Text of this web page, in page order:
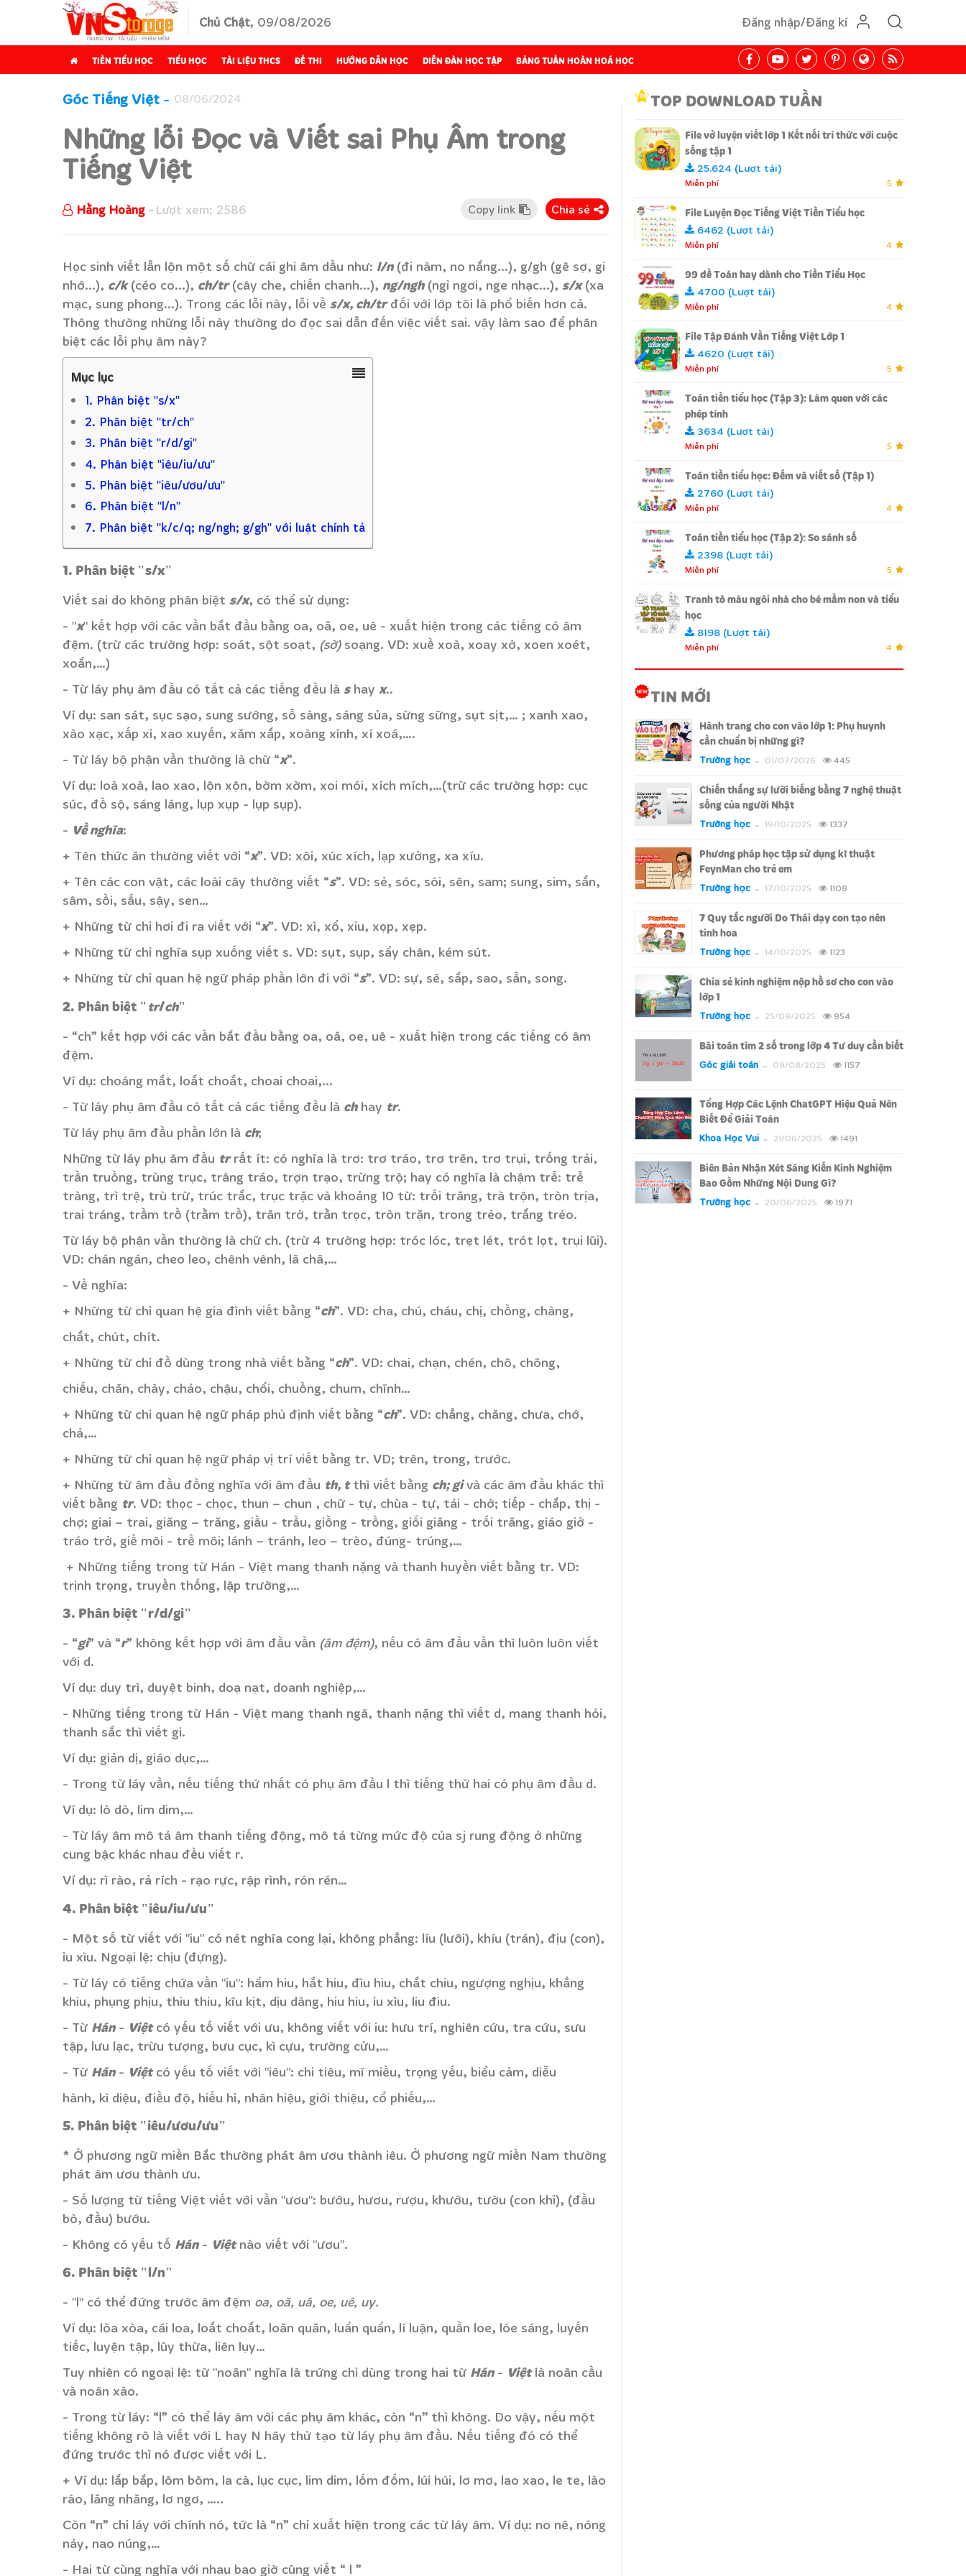
Chủ Chật, 09/08/2026 Đăng nhập/Đăng kí
TIỀN TIỂU HỌC TIỂU HỌC TÀI LIỆU THCS ĐỀ THI HƯỚNG DẪN HỌC DIỄN ĐÀN HỌC TẬP BẢNG TUẦN HOÀN HOÁ HỌC
Góc Tiếng Việt 08/06/2024
Những lỗi Đọc và Viết sai Phụ Âm trong
Tiếng Việt
Hằng Hoàng Lượt xem: 2586 Copy link Chia sẻ
Học sinh viết lẫn lộn một số chữ cái ghi âm dầu như: l/n(đi nàm, no nắng...), g/gh (gê sợ, gi
nhớ...), c/k(céo co...), ch/tr(cây che, chiến chanh...), ng/ngh(ngỉ ngơi, nge nhạc...), s/x(xa
mạc, sung phong...). Trong các lỗi này, lỗi về s/x, ch/trđối với lớp tôi là phổ biến hơn cả.
Thông thường những lỗi này thường do đọc sai dẫn đến việc viết sai. vậy làm sao để phân
biệt các lỗi phụ âm này?
Mục lục
1. Phân biệt "s/x"
2. Phân biệt "tr/ch"
3. Phân biệt "r/d/gi"
4. Phân biệt "iêu/iu/ưu"
5. Phân biệt "iêu/ươu/ưu"
6. Phân biệt "l/n"
7. Phân biệt "k/c/q; ng/ngh; g/gh" với luật chính tả
1. Phân biệt "s/x"
Viết sai do không phân biệt s/x, có thể sử dụng:
- "x" kết hợp với các vần bắt đầu bằng oa, oă, oe, uê - xuất hiện trong các tiếng có âm
đệm. (trừ các trường hợp: soát, sột soạt, (sờ)soạng. VD: xuề xoà, xoay xở, xoen xoét,
xoắn,…)
- Từ láy phụ âm đầu có tất cả các tiếng đều là shay x..
Ví dụ: san sát, sục sạo, sung sướng, sỗ sàng, sáng sủa, sừng sững, sụt sịt,… ; xanh xao,
xào xạc, xấp xỉ, xao xuyến, xăm xắp, xoàng xỉnh, xí xoá,….
- Từ láy bộ phận vần thường là chữ “x”.
Ví dụ: loà xoà, lao xao, lộn xộn, bờm xờm, xoi mói, xích mích,…(trừ các trường hợp: cục
súc, đồ sộ, sáng láng, lụp xụp - lụp sụp).
- Về nghĩa:
+ Tên thức ăn thường viết với “x”. VD: xôi, xúc xích, lạp xưởng, xa xíu.
+ Tên các con vật, các loài cây thường viết “s”. VD: sẻ, sóc, sói, sên, sam; sung, sim, sắn,
sâm, sồi, sấu, sậy, sen…
+ Những từ chỉ hơi đi ra viết với “x”. VD: xì, xổ, xỉu, xọp, xẹp.
+ Những từ chỉ nghĩa sụp xuống viết s. VD: sụt, sụp, sẩy chân, kém sút.
+ Những từ chỉ quan hệ ngữ pháp phần lớn đi với “s”. VD: sự, sẽ, sắp, sao, sẵn, song.
2. Phân biệt "tr/ch"
- “ch” kết hợp với các vần bắt đầu bằng oa, oă, oe, uê - xuất hiện trong các tiếng có âm
đệm.
Ví dụ: choáng mắt, loắt choắt, choai choai,...
- Từ láy phụ âm đầu có tất cả các tiếng đều là chhay tr.
Từ láy phụ âm đầu phần lớn là ch;
Những từ láy phụ âm đầu trrất ít: có nghĩa là trơ: trơ tráo, trơ trẽn, trơ trụi, trống trải,
trần truồng, trùng trục, trâng tráo, trợn trạo, trừng trộ; hay có nghĩa là chậm trễ: trễ
tràng, trì trệ, trù trừ, trúc trắc, trục trặc và khoảng 10 từ: trối trăng, trà trộn, tròn trịa,
trai tráng, trầm trồ (trằm trồ), trăn trở, trằn trọc, tròn trặn, trong trẻo, trắng trẻo.
Từ láy bộ phận vần thường là chữ ch. (trừ 4 trường hợp: tróc lóc, trẹt lét, trót lọt, trụi lũi).
VD: chán ngán, cheo leo, chênh vênh, lã chã,…
- Về nghĩa:
+ Những từ chỉ quan hệ gia đình viết bằng “ch”. VD: cha, chú, cháu, chị, chồng, chàng,
chắt, chút, chít.
+ Những từ chỉ đồ dùng trong nhà viết bằng “ch”. VD: chai, chạn, chén, chõ, chõng,
chiếu, chăn, chày, chảo, chậu, chổi, chuồng, chum, chĩnh…
+ Những từ chỉ quan hệ ngữ pháp phủ định viết bằng “ch”. VD: chẳng, chăng, chưa, chớ,
chả,…
+ Những từ chỉ quan hệ ngữ pháp vị trí viết bằng tr. VD; trên, trong, trước.
+ Những từ âm đầu đồng nghĩa với âm đầu th, tthì viết bằng ch; givà các âm đầu khác thì
viết bằng tr. VD: thọc - chọc, thun – chun , chữ - tự, chùa - tự, tải - chở; tiếp - chắp, thị -
chợ; giai – trai, giăng – trăng, giầu - trầu, giồng - trồng, giối giăng - trối trăng, giáo giở -
tráo trở, giề môi - trề môi; lánh – tránh, leo – trèo, đúng- trúng,…
+ Những tiếng trong từ Hán - Việt mang thanh nặng và thanh huyền viết bằng tr. VD:
trịnh trọng, truyền thống, lập trường,…
3. Phân biệt "r/d/gi"
- “gi” và “r” không kết hợp với âm đầu vần (âm đệm), nếu có âm đầu vần thì luôn luôn viết
với d.
Ví dụ: duy trì, duyệt binh, doạ nạt, doanh nghiệp,…
- Những tiếng trong từ Hán - Việt mang thanh ngã, thanh nặng thì viết d, mang thanh hỏi,
thanh sắc thì viết gi.
Ví dụ: giản dị, giáo dục,…
- Trong từ láy vần, nếu tiếng thứ nhất có phụ âm đầu l thì tiếng thứ hai có phụ âm đầu d.
Ví dụ: lò dò, lim dim,…
- Từ láy âm mô tả âm thanh tiếng động, mô tả từng mức độ của sj rung động ở những
cung bậc khác nhau đều viết r.
Ví dụ: rì rào, rả rích - rạo rực, rập rình, rón rén…
4. Phân biệt "iêu/iu/ưu"
- Một số từ viết với "iu" có nét nghĩa cong lại, không phẳng: líu (lưỡi), khíu (trán), địu (con),
ỉu xìu. Ngoại lệ: chịu (đựng).
- Từ láy có tiếng chứa vần "iu": hẩm hiu, hắt hiu, đìu hiu, chắt chiu, ngượng nghịu, khẳng
khiu, phụng phịu, thiu thiu, kĩu kịt, dịu dàng, hiu hiu, ỉu xìu, liu điu.
- Từ Hán- Việtcó yếu tố viết với ưu, không viết với iu: hưu trí, nghiên cứu, tra cứu, sưu
tập, lưu lạc, trừu tượng, bưu cục, kì cựu, trường cửu,…
- Từ Hán- Việtcó yếu tố viết với "iêu": chi tiêu, mĩ miều, trọng yếu, biểu cảm, diễu
hành, kì diệu, điều độ, hiếu hỉ, nhãn hiệu, giới thiệu, cổ phiếu,…
5. Phân biệt "iêu/ươu/ưu"
* Ở phương ngữ miền Bắc thường phát âm ươu thành iêu. Ở phương ngữ miền Nam thường
phát âm ươu thành ưu.
- Số lượng từ tiếng Việt viết với vần "ươu": bướu, hươu, rượu, khướu, tườu (con khỉ), (đầu
bò, đầu) bướu.
- Không có yếu tố Hán- Việtnào viết với "ươu".
6. Phân biệt "l/n"
- "l" có thể đứng trước âm đệm oa, oă, uâ, oe, uê, uy.
Ví dụ: lòa xòa, cái loa, loắt choắt, loăn quăn, luẩn quẩn, lí luận, quần loe, lóe sáng, luyến
tiếc, luyện tập, lũy thừa, liên lụy…
Tuy nhiên có ngoại lệ: từ "noãn" nghĩa là trứng chỉ dùng trong hai từ Hán- Việtlà noãn cầu
và noãn xào.
- Trong từ láy: “l” có thể láy âm với các phụ âm khác, còn “n’’ thì không. Do vậy, nếu một
tiếng không rõ là viết với L hay N hãy thử tạo từ láy phụ âm đầu. Nếu tiếng đó có thể
đứng trước thì nó được viết với L.
+ Ví dụ: lắp bắp, lõm bõm, la cà, lục cục, lim dim, lốm đốm, lúi húi, lơ mơ, lao xao, le te, lào
rào, lăng nhăng, lơ ngơ, …..
Còn “n” chỉ láy với chính nó, tức là “n” chỉ xuất hiện trong các từ láy âm. Ví dụ: no nê, nóng
nảy, nao núng,…
- Hai từ cùng nghĩa với nhau bao giờ cũng viết “ l ”
TOP DOWNLOAD TUẦN
File vở luyện viết lớp 1 Kết nối trí thức với cuộc
sống tập 1
25.624 (Lượt tải)
Miễn phí 5
File Luyện Đọc Tiếng Việt Tiền Tiểu học
6462 (Lượt tải)
Miễn phí 4
99 đề Toán hay dành cho Tiền Tiểu Học
4700 (Lượt tải)
Miễn phí 4
File Tập Đánh Vần Tiếng Việt Lớp 1
4620 (Lượt tải)
Miễn phí 5
Toán tiền tiểu học (Tập 3): Làm quen với các
phép tính
3634 (Lượt tải)
Miễn phí 5
Toán tiền tiểu học: Đếm và viết số (Tập 1)
2760 (Lượt tải)
Miễn phí 4
Toán tiền tiểu học (Tập 2): So sánh số
2398 (Lượt tải)
Miễn phí 5
Tranh tô màu ngôi nhà cho bé mầm non và tiểu
học
8198 (Lượt tải)
Miễn phí 4
TIN MỚI
Hành trang cho con vào lớp 1: Phụ huynh
cần chuẩn bị những gì?
Trường học 01/07/2026 445
Chiến thắng sự lười biếng bằng 7 nghệ thuật
sống của người Nhật
Trường học 19/10/2025 1337
Phương pháp học tập sử dụng kĩ thuật
FeynMan cho trẻ em
Trường học 17/10/2025 1108
7 Quy tắc người Do Thái dạy con tạo nên
tinh hoa
Trường học 14/10/2025 1123
Chia sẻ kinh nghiệm nộp hồ sơ cho con vào
lớp 1
Trường học 25/09/2025 954
Bài toán tìm 2 số trong lớp 4 Tư duy cần biết
Góc giải toán 09/08/2025 1157
Tổng Hợp Các Lệnh ChatGPT Hiệu Quả Nên
Biết Để Giải Toán
Khoa Học Vui 21/06/2025 1491
Biên Bản Nhận Xét Sáng Kiến Kinh Nghiệm
Bao Gồm Những Nội Dung Gì?
Trường học 20/06/2025 1971